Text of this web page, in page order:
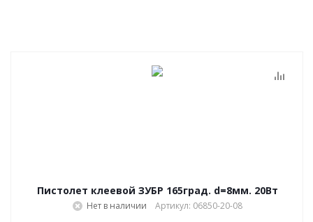
Пистолет клеевой ЗУБР 165град. d=8мм. 20Вт
Нет в наличии
Артикул: 06850-20-08